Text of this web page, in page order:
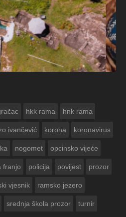
hkk rama hnk rama
ivančević korona koronavirus
nogomet opcinsko vijeće
franjo policija povijest prozor
vjesnik ramsko jezero
srednja škola prozor turnir